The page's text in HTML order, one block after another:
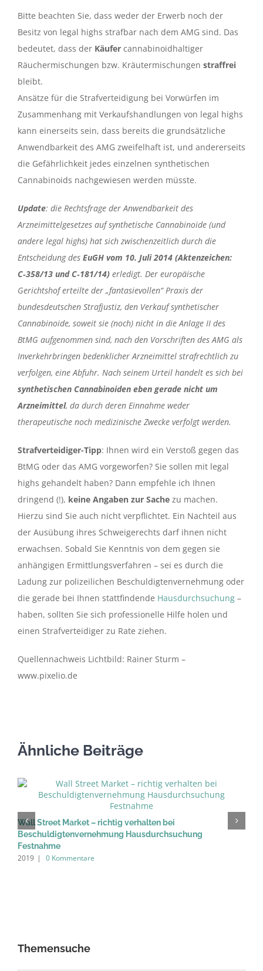
Bitte beachten Sie, dass weder der Erwerb noch der
Besitz von legal highs strafbar nach dem AMG sind. Das
bedeutet, dass der Käufer cannabinoidhaltiger
Räuchermischungen bzw. Kräutermischungen straffrei
bleibt.
Ansätze für die Strafverteidigung bei Vorwürfen im
Zusammenhang mit Verkaufshandlungen von legal highs
kann einerseits sein, dass bereits die grundsätzliche
Anwendbarkeit des AMG zweifelhaft ist, und andererseits
die Gefährlichkeit jedes einzelnen synthetischen
Cannabinoids nachgewiesen werden müsste.
Update: die Rechtsfrage der Anwendbarkeit des
Arzneimittelgesetzes auf synthetische Cannabinoide (und
andere legal highs) hat sich zwischenzeitlich durch die
Entscheidung des EuGH vom 10. Juli 2014 (Aktenzeichen:
C‑358/13 und C‑181/14) erledigt. Der europäische
Gerichtshof erteilte der „fantasievollen“ Praxis der
bundesdeutschen Strafjustiz, den Verkauf synthetischer
Cannabinoide, soweit sie (noch) nicht in die Anlage II des
BtMG aufgenommen sind, nach den Vorschriften des AMG als
Inverkehrbringen bedenklicher Arzneimittel strafrechtlich zu
verfolgen, eine Abfuhr. Nach seinem Urteil handelt es sich bei
synthetischen Cannabinoiden eben gerade nicht um
Arzneimittel, da durch deren Einnahme weder
therapeutische noch medizinische Zwecke verfolgt werden.
Strafverteidiger-Tipp: Ihnen wird ein Verstoß gegen das
BtMG oder das AMG vorgeworfen? Sie sollen mit legal
highs gehandelt haben? Dann empfehle ich Ihnen
dringend (!), keine Angaben zur Sache zu machen.
Hierzu sind Sie auch nicht verpflichtet. Ein Nachteil aus
der Ausübung ihres Schweigerechts darf ihnen nicht
erwachsen. Sobald Sie Kenntnis von dem gegen sie
anhängigen Ermittlungsverfahren – sei es durch die
Ladung zur polizeilichen Beschuldigtenvernehmung oder
die gerade bei Ihnen stattfindende Hausdurchsuchung –
haben, sollten Sie sich professionelle Hilfe holen und
einen Strafverteidiger zu Rate ziehen.
Quellennachweis Lichtbild: Rainer Sturm –
www.pixelio.de
Ähnliche Beiträge
Wall Street Market – richtig verhalten bei
Beschuldigtenvernehmung Hausdurchsuchung
Festnahme
2019 | 0 Kommentare
Themensuche